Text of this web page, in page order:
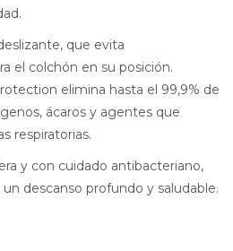
que evita
el colchón en su posición.
elimina hasta el 99,9% de
ácaros y agentes que
respiratorias.
y con cuidado antibacteriano,
descanso profundo y saludable.